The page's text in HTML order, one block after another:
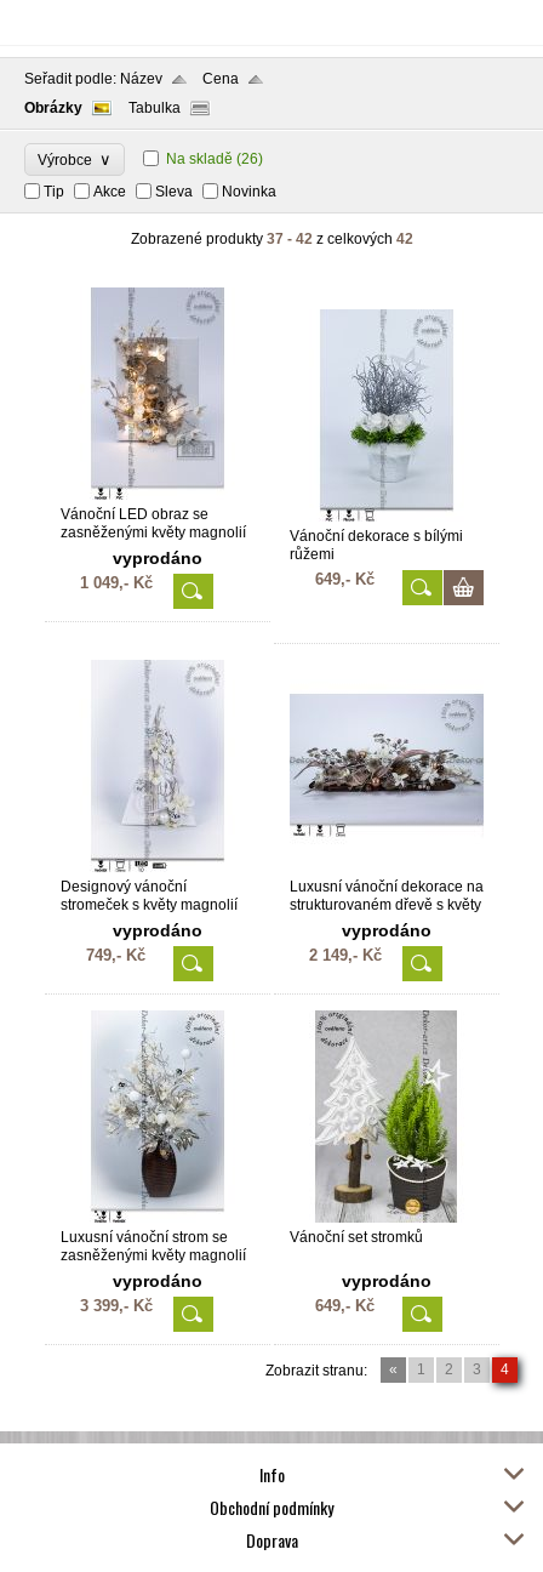
Seřadit podle: Název
Cena
Obrázky
Tabulka
Výrobce ∨ Na skladě (26)
Tip
Akce Sleva Novinka
Zobrazené produkty 37 - 42 z celkových 42
Vánoční LED obraz se
zasněženými květy magnolií
vyprodáno
1 049,- Kč
Vánoční dekorace s bílými
růžemi
649,- Kč
Designový vánoční
stromeček s květy magnolií
vyprodáno
749,- Kč
Luxusní vánoční dekorace na
strukturovaném dřevě s květy
vyprodáno
2 149,- Kč
Luxusní vánoční strom se
zasněženými květy magnolií
vyprodáno
3 399,- Kč
Vánoční set stromků
vyprodáno
649,- Kč
Zobrazit stranu: « 1 2 3 4
Info
Obchodní podmínky
Doprava